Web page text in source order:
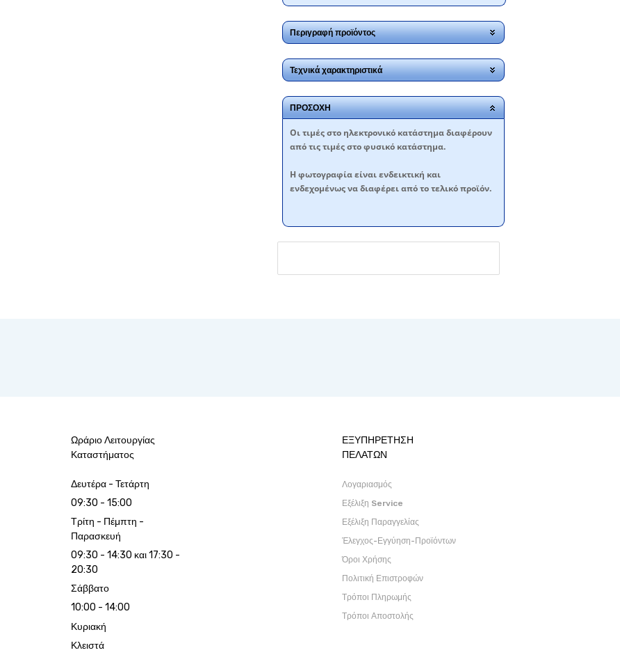
Περιγραφή προϊόντος
Τεχνικά χαρακτηριστικά
ΠΡΟΣΟΧΗ
Oι τιμές στο ηλεκτρονικό κατάστημα διαφέρουν
από τις τιμές στο φυσικό κατάστημα.
Η φωτογραφία είναι ενδεικτική και
ενδεχομένως να διαφέρει από το τελικό προϊόν.
Ωράριο Λειτουργίας
Καταστήματος
Δευτέρα - Τετάρτη
09:30 - 15:00
Τρίτη - Πέμπτη -
Παρασκευή
09:30 - 14:30 και 17:30 -
20:30
Σάββατο
10:00 - 14:00
Κυριακή
Κλειστά
ΕΞΥΠΗΡΕΤΗΣΗ
ΠΕΛΑΤΩΝ
Λογαριασμός
Εξέλιξη Service
Εξέλιξη Παραγγελίας
Έλεγχος-Εγγύηση-Προϊόντων
Όροι Χρήσης
Πολιτική Επιστροφών
Τρόποι Πληρωμής
Τρόποι Αποστολής